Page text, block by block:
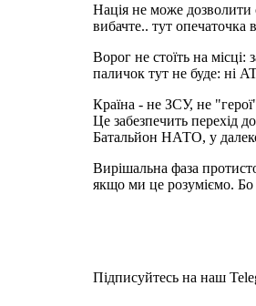
Нація не може дозволити
вибачте.. тут
Ворог не стоїть на
паличок тут не буде: ні
Країна - не ЗСУ, не
Це забезпечить перехід
Батальйон НАТО, у
Вирішальна фаза
якщо ми це розуміємо. Бo
Підписуйтесь на наш